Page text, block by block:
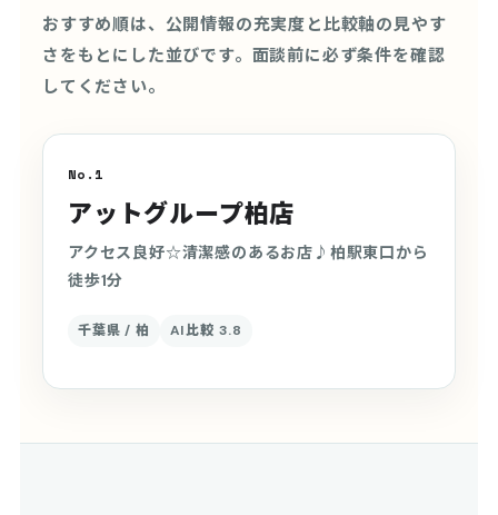
おすすめ順は、公開情報の充実度と比較軸の見やす
さをもとにした並びです。面談前に必ず条件を確認
してください。
No.1
アットグループ柏店
アクセス良好☆清潔感のあるお店♪柏駅東口から
徒歩1分
千葉県 / 柏 AI比較 3.8